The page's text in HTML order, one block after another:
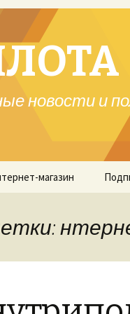
новости и
магазин